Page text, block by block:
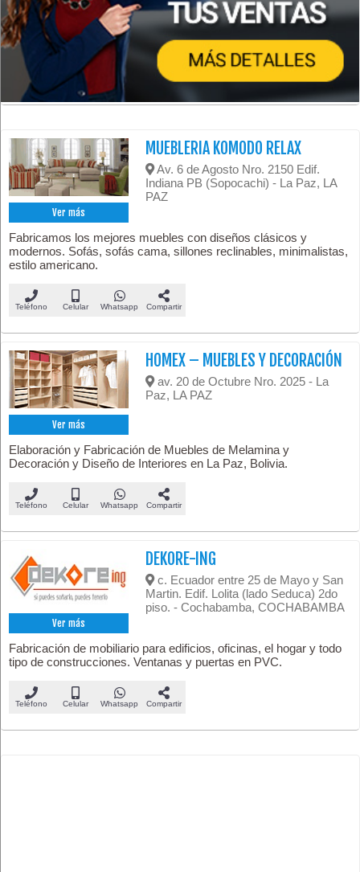
Ver más
MUEBLERIA KOMODO RELAX
Av. 6 de Agosto Nro. 2150 Edif.
Indiana PB (Sopocachi) - La Paz, LA
PAZ
Fabricamos los mejores muebles con diseños clásicos y
modernos. Sofás, sofás cama, sillones reclinables, minimalistas,
estilo americano.
Teléfono Celular Whatsapp Compartir
Ver más
HOMEX – MUEBLES Y DECORACIÓN
av. 20 de Octubre Nro. 2025 - La
Paz, LA PAZ
Elaboración y Fabricación de Muebles de Melamina y
Decoración y Diseño de Interiores en La Paz, Bolivia.
Teléfono Celular Whatsapp Compartir
Ver más
DEKORE-ING
c. Ecuador entre 25 de Mayo y San
Martin. Edif. Lolita (lado Seduca) 2do
piso. - Cochabamba, COCHABAMBA
Fabricación de mobiliario para edificios, oficinas, el hogar y todo
tipo de construcciones. Ventanas y puertas en PVC.
Teléfono Celular Whatsapp Compartir